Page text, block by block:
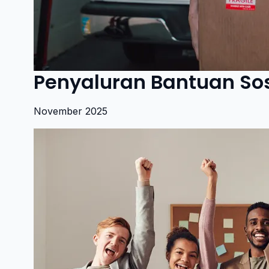
Penyaluran Bantuan
November 2025